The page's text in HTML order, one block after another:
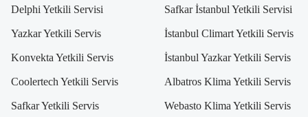
Delphi Yetkili Servisi Safkar İstanbul Yetkili Servisi
Yazkar Yetkili Servis İstanbul Climart Yetkili Servis
Konvekta Yetkili Servis İstanbul Yazkar Yetkili Servis
Coolertech Yetkili Servis Albatros Klima Yetkili Servis
Safkar Yetkili Servis Webasto Klima Yetkili Servis